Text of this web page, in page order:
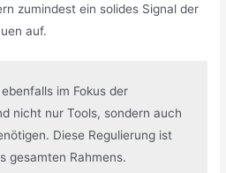
zumindest ein solides Signal der
auf.
im Fokus der
nicht nur Tools, sondern auch
Diese Regulierung ist
gesamten Rahmens.